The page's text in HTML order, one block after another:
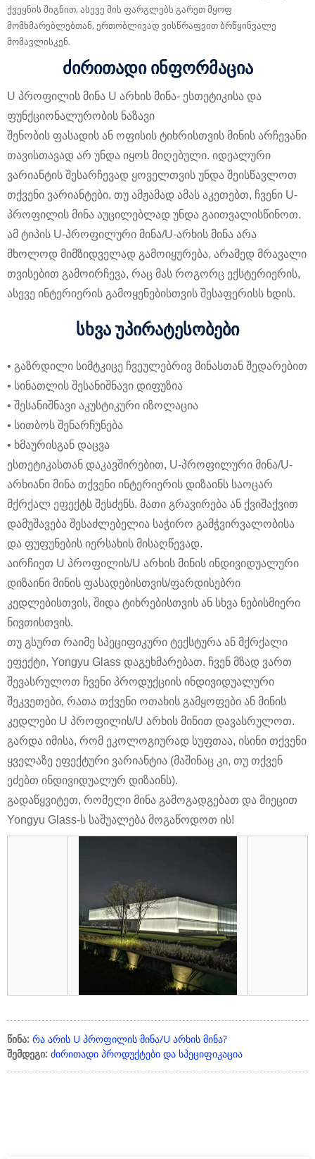
ქვეყნის შიგნით, ასევე მის ფარგლებს გარეთ მყოფ
მომხმარებლებთან, ერთობლივად ვისწრაფვით ბრწყინვალე
მომავლისკენ.
ძირითადი ინფორმაცია
U პროფილის მინა U არხის მინა- ესთეტიკისა და
ფუნქციონალურობის ნაზავი
შენობის ფასადის ან ოფისის ტიხრისთვის მინის არჩევანი
თავისთავად არ უნდა იყოს მიღებული. იდეალური
ვარიანტის შესარჩევად ყოველთვის უნდა შეისწავლოთ
თქვენი ვარიანტები. თუ ამჟამად ამას აკეთებთ, ჩვენი U-
პროფილის მინა აუცილებლად უნდა გაითვალისწინოთ.
ამ ტიპის U-პროფილური მინა/U-არხის მინა არა
მხოლოდ მიმზიდველად გამოიყურება, არამედ მრავალი
თვისებით გამოირჩევა, რაც მას როგორც ექსტერიერის,
ასევე ინტერიერის გამოყენებისთვის შესაფერისს ხდის.
სხვა უპირატესობები
• გაზრდილი სიმტკიცე ჩვეულებრივ მინასთან შედარებით
• სინათლის შესანიშნავი დიფუზია
• შესანიშნავი აკუსტიკური იზოლაცია
• სითბოს შენარჩუნება
• ხმაურისგან დაცვა
ესთეტიკასთან დაკავშირებით, U-პროფილური მინა/U-
არხიანი მინა თქვენი ინტერიერის დიზაინს საოცარ
მქრქალ ეფექტს შესძენს. მათი გრავირება ან ქვიშაქვით
დამუშავება შესაძლებელია საჭირო გამჭვირვალობისა
და ფუფუნების იერსახის მისაღწევად.
აირჩიეთ U პროფილის/U არხის მინის ინდივიდუალური
დიზაინი მინის ფასადებისთვის/ფარდისებრი
კედლებისთვის, შიდა ტიხრებისთვის ან სხვა ნებისმიერი
ნივთისთვის.
თუ გსურთ რაიმე სპეციფიკური ტექსტურა ან მქრქალი
ეფექტი, Yongyu Glass დაგეხმარებათ. ჩვენ მზად ვართ
შევასრულოთ ჩვენი პროდუქციის ინდივიდუალური
შეკვეთები, რათა თქვენი ოთახის გამყოფები ან მინის
კედლები U პროფილის/U არხის მინით დავასრულოთ.
გარდა იმისა, რომ ეკოლოგიურად სუფთაა, ისინი თქვენი
ყველაზე ეფექტური ვარიანტია (მაშინაც კი, თუ თქვენ
ეძებთ ინდივიდუალურ დიზაინს).
გადაწყვიტეთ, რომელი მინა გამოგადგებათ და მიეცით
Yongyu Glass-ს საშუალება მოგაწოდოთ ის!
წინა: რა არის U პროფილის მინა/U არხის მინა?
შემდეგი: ძირითადი პროდუქტები და სპეციფიკაცია